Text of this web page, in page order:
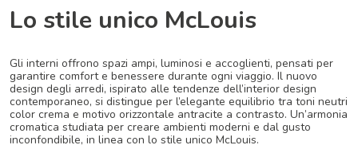
Lo stile unico McLouis
Gli interni offrono spazi ampi, luminosi e accoglienti, pensati per
garantire comfort e benessere durante ogni viaggio. Il nuovo
design degli arredi, ispirato alle tendenze dell’interior design
contemporaneo, si distingue per l’elegante equilibrio tra toni neutri
color crema e motivo orizzontale antracite a contrasto. Un’armonia
cromatica studiata per creare ambienti moderni e dal gusto
inconfondibile, in linea con lo stile unico McLouis.